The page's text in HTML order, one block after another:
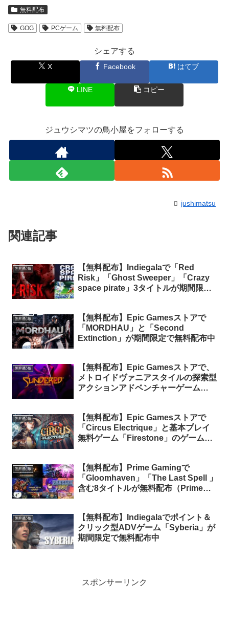
無料配布
GOG PCゲーム 無料配布
シェアする
X Facebook はてブ
LINE コピー
ジュウシマツの鳥小屋をフォローする
jushimatsu
関連記事
無料配布
【無料配布】Indiegalaで「Red
Risk」「Ghost Sweeper」「Crazy
space pirate」3タイトルが期間限定
無料配布
【無料配布】Epic Gamesストアで
「MORDHAU」と「Second
Extinction」が期間限定で無料配布中
無料配布
【無料配布】Epic Gamesストアで、
メトロイドヴァニアスタイルの探索型
アクションアドベンチャーゲーム
無料配布
【無料配布】Epic Gamesストアで
「Circus Electrique」と基本プレイ
無料ゲーム「Firestone」のゲーム内
無料配布
【無料配布】Prime Gamingで
「Gloomhaven」「The Last Spell 」
含む8タイトルが無料配布（Prime会
無料配布
【無料配布】Indiegalaでポイント＆
クリック型ADVゲーム「Syberia」が
期間限定で無料配布中
スポンサーリンク